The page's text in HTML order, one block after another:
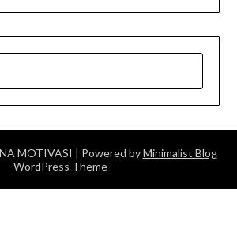
MOTIVASI | Powered byMinimalist Blog
WordPress Theme